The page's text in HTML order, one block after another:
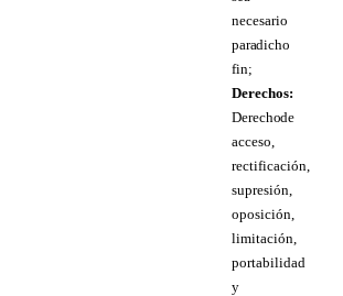
necesario
para dicho
fin;
Derechos:
Derecho de
acceso,
rectificación,
supresión,
oposición,
limitación,
portabilidad
y